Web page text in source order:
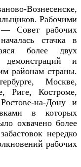
Вознесенске,
Рабочими
Совет рабочих
стачка в
более двух
демонстраций и
районам страны.
Москве,
Риге, Костроме,
на-Дону и
в которых
охвачено более
нередко
рабочих